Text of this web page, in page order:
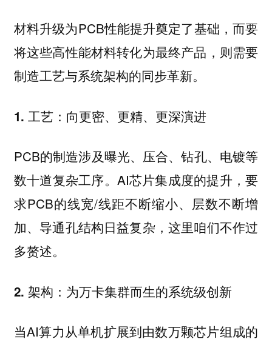
材料升级为PCB性能提升奠定了基础，而要
将这些高性能材料转化为最终产品，则需要
制造工艺与系统架构的同步革新。
1. 工艺：向更密、更精、更深演进
PCB的制造涉及曝光、压合、钻孔、电镀等
数十道复杂工序。AI芯片集成度的提升，要
求PCB的线宽/线距不断缩小、层数不断增
加、导通孔结构日益复杂，这里咱们不作过
多赘述。
2. 架构：为万卡集群而生的系统级创新
当AI算力从单机扩展到由数万颗芯片组成的